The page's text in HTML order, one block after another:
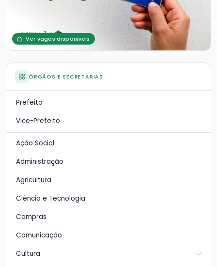
Ver vagas disponíveis
ÓRGÃOS E SECRETARIAS
Prefeito
Vice-Prefeito
Ação Social
Administração
Agricultura
Ciência e Tecnologia
Compras
Comunicação
Cultura